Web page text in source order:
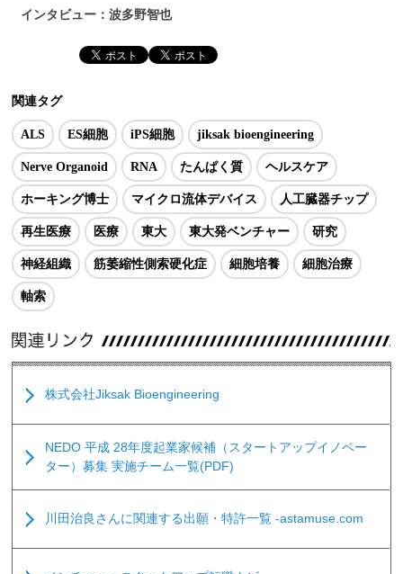
インタビュー：波多野智也
関連タグ
ALS ES細胞 iPS細胞 jiksak bioengineering
Nerve Organoid RNA たんぱく質 ヘルスケア
ホーキング博士 マイクロ流体デバイス 人工臓器チップ
再生医療 医療 東大 東大発ベンチャー 研究
神経組織 筋萎縮性側索硬化症 細胞培養 細胞治療
軸索
株式会社Jiksak Bioengineering
NEDO 平成 28年度起業家候補（スタートアップイノベー
ター）募集 実施チーム一覧(PDF)
川田治良さんに関連する出願・特許一覧 -astamuse.com